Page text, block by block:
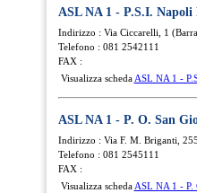
ASL NA 1 - P.S.I. Napoli
Indirizzo : Via Ciccarelli, 1
Telefono : 081 2542111
FAX :
Visualizza scheda ASL NA 1 -
ASL NA 1 - P. O. San
Indirizzo : Via F. M. Briganti,
Telefono : 081 2545111
FAX :
Visualizza scheda ASL NA 1 - P.